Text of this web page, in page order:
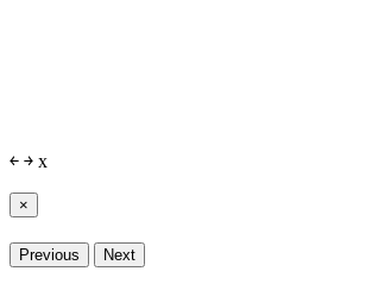
￩ ￫ x
×
Previous Next